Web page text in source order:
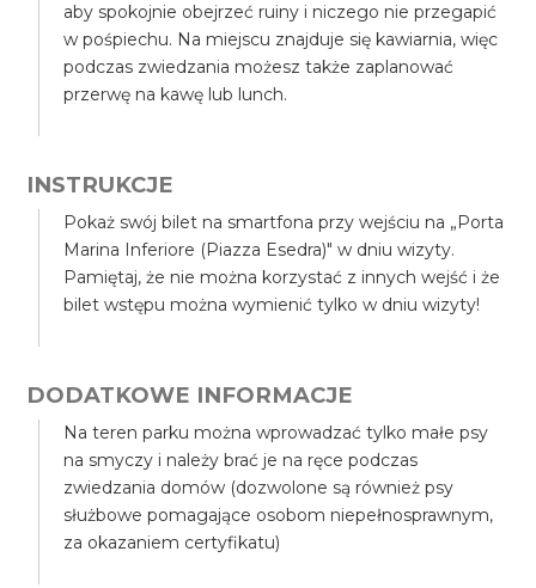
aby spokojnie obejrzeć ruiny i niczego nie przegapić
w pośpiechu. Na miejscu znajduje się kawiarnia, więc
podczas zwiedzania możesz także zaplanować
przerwę na kawę lub lunch.
INSTRUKCJE
Pokaż swój bilet na smartfona przy wejściu na „Porta
Marina Inferiore (Piazza Esedra)" w dniu wizyty.
Pamiętaj, że nie można korzystać z innych wejść i że
bilet wstępu można wymienić tylko w dniu wizyty!
DODATKOWE INFORMACJE
Na teren parku można wprowadzać tylko małe psy
na smyczy i należy brać je na ręce podczas
zwiedzania domów (dozwolone są również psy
służbowe pomagające osobom niepełnosprawnym,
za okazaniem certyfikatu)